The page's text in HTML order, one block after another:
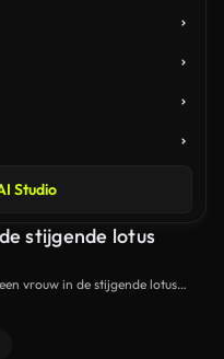
Studio
stijgende lotus
vrouw in de stijgende lotus